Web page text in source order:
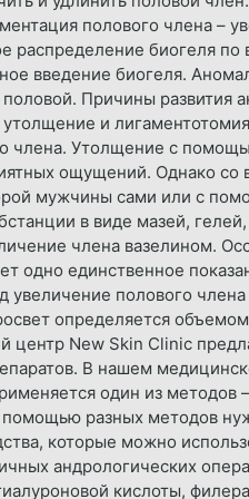
полового члена –
биогеля по
введение биогеля.
Причины развития
и
члена. Утолщение с
ощущений. Однако со
мужчины сами или с
в виде мазей,
члена вазелином.
одно единственное
увеличение полового
определяется объемом
New Skin Clinic
В нашем
один из методов
разных методов
которые можно
андрологических
кислоты,